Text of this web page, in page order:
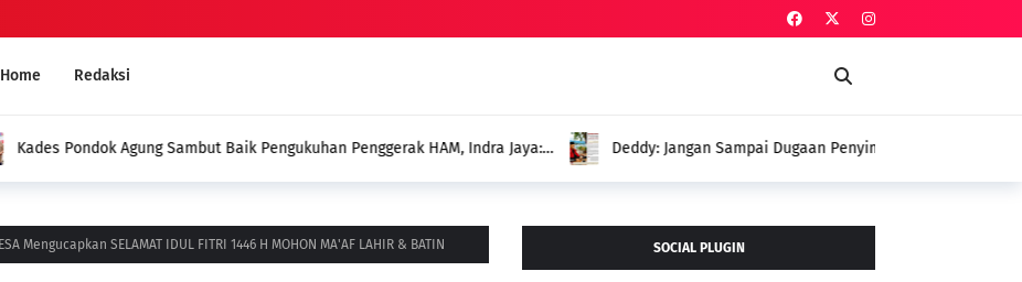
Home Redaksi
Penggerak HAM, Indra Jaya:
Deddy: Jangan Sampai Dugaan Penyimpangan Menutupi Perjuangan
Menghadirkan Program untuk Petani
Mengucapkan SELAMAT IDUL FITRI 1446 H MOHON MA'AF LAHIR & BATIN SOCIAL PLUGIN